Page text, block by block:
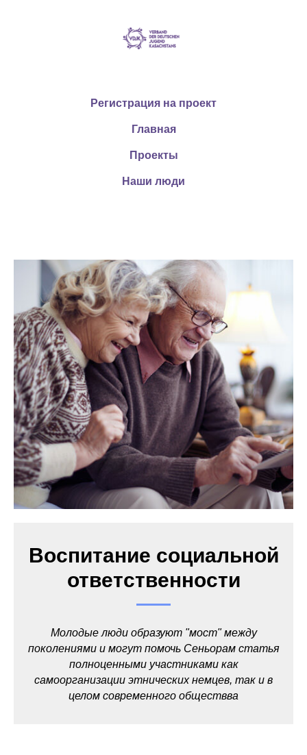
Регистрация на проект
Главная
Проекты
Наши люди
Воспитание социальной
ответственности
Молодые люди образуют "мост" между
поколениями и могут помочь Сеньорам статья
полноценными участниками как
самоорганизации этнических немцев, так и в
целом современного обществва